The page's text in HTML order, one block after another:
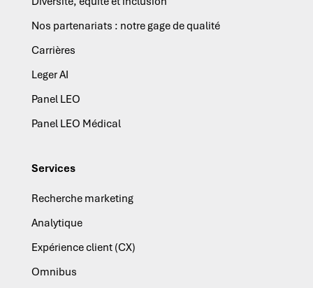
Nos partenariats : notre gage de qualité
Carrières
Leger AI
Panel LEO
Panel LEO Médical
Services
Recherche marketing
Analytique
Expérience client (CX)
Omnibus